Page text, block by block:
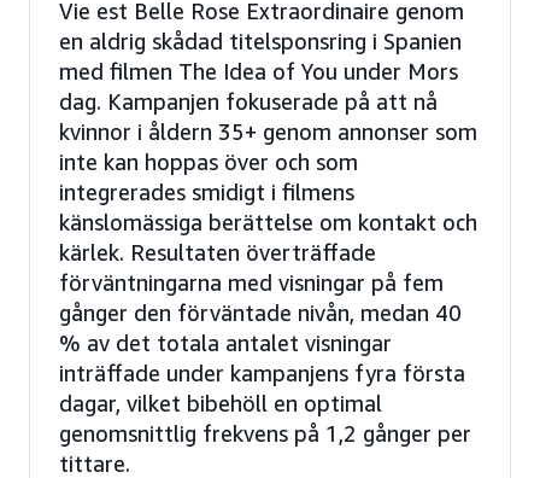
Vie est Belle Rose Extraordinaire genom
en aldrig skådad titelsponsring i Spanien
med filmen The Idea of You under Mors
dag. Kampanjen fokuserade på att nå
kvinnor i åldern 35+ genom annonser som
inte kan hoppas över och som
integrerades smidigt i filmens
känslomässiga berättelse om kontakt och
kärlek. Resultaten överträffade
förväntningarna med visningar på fem
gånger den förväntade nivån, medan 40
% av det totala antalet visningar
inträffade under kampanjens fyra första
dagar, vilket bibehöll en optimal
genomsnittlig frekvens på 1,2 gånger per
tittare.